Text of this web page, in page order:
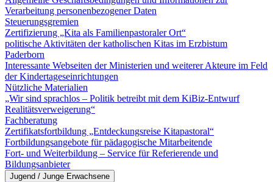
Verarbeitung personenbezogener Daten
Steuerungsgremien
Zertifizierung „Kita als Familienpastoraler Ort“
politische Aktivitäten der katholischen Kitas im Erzbistum
Paderborn
Interessante Webseiten der Ministerien und weiterer Akteure im Feld
der Kindertageseinrichtungen
Nützliche Materialien
„Wir sind sprachlos – Politik betreibt mit dem KiBiz-Entwurf
Realitätsverweigerung“
Fachberatung
Zertifikatsfortbildung „Entdeckungsreise Kitapastoral“
Fortbildungsangebote für pädagogische Mitarbeitende
Fort- und Weiterbildung – Service für Referierende und
Bildungsanbieter
Jugend / Junge Erwachsene